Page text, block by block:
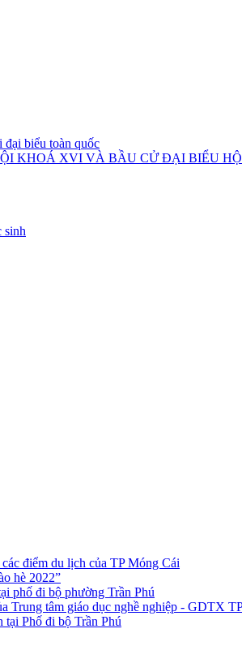
biểu toàn quốc
KHOÁ XVI VÀ BẦU CỬ ĐẠI BIỂU
sinh
điểm du lịch của TP Móng Cái
hè 2022”
phố đi bộ phường Trần Phú
Trung tâm giáo dục nghề nghiệp - GDTX
tại Phố đi bộ Trần Phú